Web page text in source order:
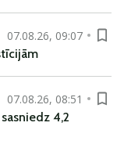
07.08.26, 09:07
07.08.26, 08:51
4,2